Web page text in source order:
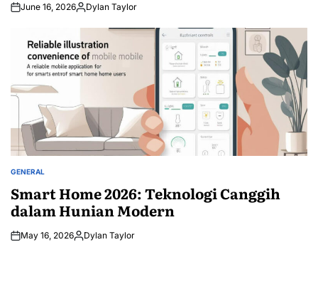
June 16, 2026Posted
Dylan Taylor
POSTED
GENERAL
Smart Home 2026: Teknologi Canggih
dalam Hunian Modern
May 16, 2026Posted
Dylan Taylor